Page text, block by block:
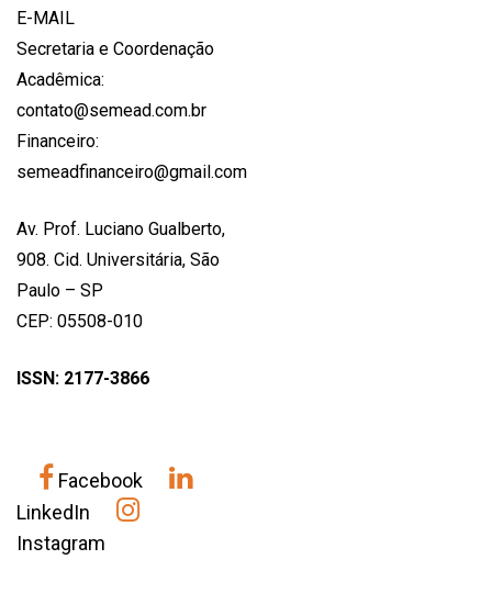
E-MAIL
Secretaria e Coordenação
Acadêmica:
contato@semead.com.br
Financeiro:
semeadfinanceiro@gmail.com
Av. Prof. Luciano Gualberto,
908. Cid. Universitária, São
Paulo – SP
CEP: 05508-010
ISSN: 2177-3866
Facebook
LinkedIn
Instagram